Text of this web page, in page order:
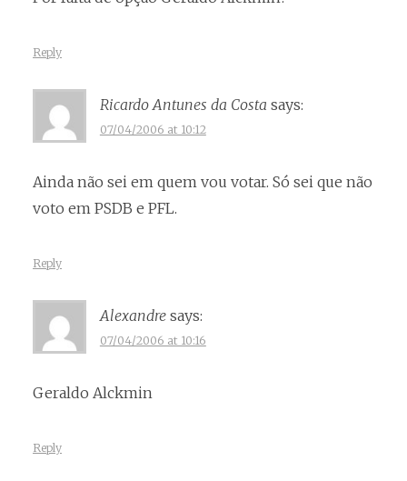
Reply
Ricardo Antunes da Costa says:
07/04/2006 at 10:12
Ainda não sei em quem vou votar. Só sei que não
voto em PSDB e PFL.
Reply
Alexandre says:
07/04/2006 at 10:16
Geraldo Alckmin
Reply